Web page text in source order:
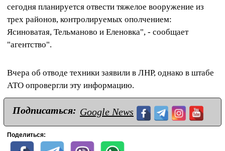
сегодня планируется отвести тяжелое вооружение из
трех районов, контролируемых ополчением:
Ясиноватая, Тельманово и Еленовка", - сообщает
"агентство".
Вчера об отводе техники заявили в ЛНР, однако в штабе
АТО опровергли эту информацию.
Подписаться: Google News
Поделиться: